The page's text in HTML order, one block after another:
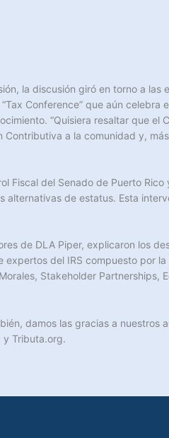
la discusión giró en torno a las
Conference” que aún celebra
“Quisiera resaltar que el
a la comunidad y,
Fiscal del Senado de Puerto Rico
alternativas de estatus. Esta
de DLA Piper, explicaron los
del IRS compuesto por la
Stakeholder Partnerships,
damos las gracias a nuestros
y Tributa.org.